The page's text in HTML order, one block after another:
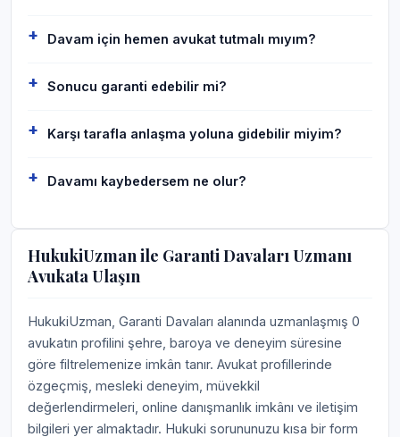
Davam için hemen avukat tutmalı mıyım?
Sonucu garanti edebilir mi?
Karşı tarafla anlaşma yoluna gidebilir miyim?
Davamı kaybedersem ne olur?
HukukiUzman ile Garanti Davaları Uzmanı
Avukata Ulaşın
HukukiUzman, Garanti Davaları alanında uzmanlaşmış 0
avukatın profilini şehre, baroya ve deneyim süresine
göre filtrelemenize imkân tanır. Avukat profillerinde
özgeçmiş, mesleki deneyim, müvekkil
değerlendirmeleri, online danışmanlık imkânı ve iletişim
bilgileri yer almaktadır. Hukuki sorununuzu kısa bir form